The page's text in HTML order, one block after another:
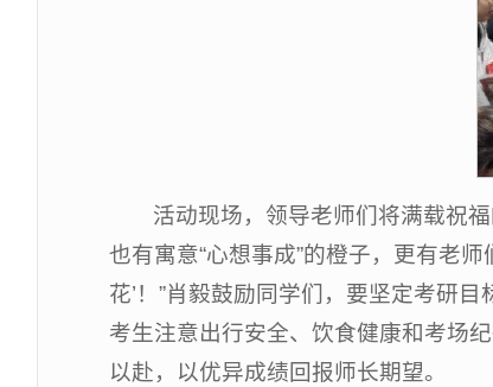
活动现场，领导老师们将满载祝
也有寓意“心想事成”的橙子，更有老
花’！”肖毅鼓励同学们，要坚定考研
考生注意出行安全、饮食健康和考场
以赴，以优异成绩回报师长期望。